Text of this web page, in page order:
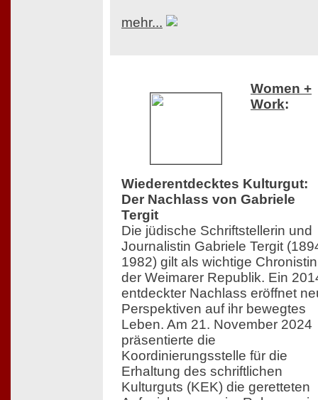
mehr...
Women +
Work:
Wiederentdecktes Kulturgut:
Der Nachlass von Gabriele
Tergit
Die jüdische Schriftstellerin und
Journalistin Gabriele Tergit
1982) gilt als wichtige Chronistin
der Weimarer Republik. Ein
entdeckter Nachlass eröffnet
Perspektiven auf ihr bewegtes
Leben. Am 21. November 2024
präsentierte die
Koordinierungsstelle für die
Erhaltung des schriftlichen
Kulturguts (KEK) die geretteten